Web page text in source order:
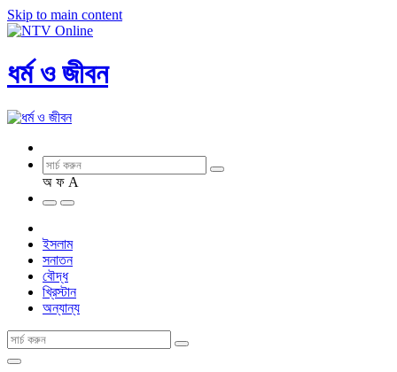
Skip to main content
ধর্ম ও জীবন
অ ফ A
ইসলাম
সনাতন
বৌদ্ধ
খ্রিস্টান
অন্যান্য